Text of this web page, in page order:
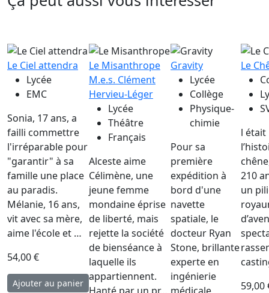
Le Ciel attendra
Lycée
EMC
Sonia, 17 ans, a
failli commettre
l'irréparable pour
"garantir" à sa
famille une place
au paradis.
Mélanie, 16 ans,
vit avec sa mère,
aime l'école et …
54,00 €
Le Misanthrope
M.e.s. Clément
Hervieu-Léger
Lycée
Théâtre
Français
Alceste aime
Célimène, une
jeune femme
mondaine éprise
de liberté, mais
rejette la société
de bienséance à
laquelle ils
appartiennent.
Hanté par un pr…
Gravity
Lycée
Collège
Physique-
chimie
Pour sa
première
expédition à
bord d'une
navette
spatiale, le
docteur Ryan
Stone, brillante
experte en
ingénierie
médicale,
Le
l était
210
un
59,00